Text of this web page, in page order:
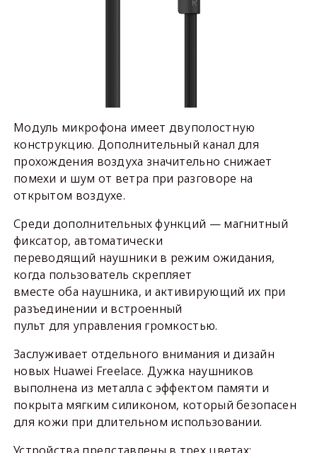
Модуль микрофона имеет двуполостную
конструкцию. Дополнительный канал для
прохождения воздуха значительно снижает
помехи и шум от ветра при разговоре на
открытом воздухе.
Среди дополнительных функций — магнитный
фиксатор, автоматически
переводящий наушники в режим ожидания,
когда пользователь скрепляет
вместе оба наушника, и активирующий их при
разъединении и встроенный
пульт для управления громкостью.
Заслуживает отдельного внимания и дизайн
новых Huawei Freelace. Дужка наушников
выполнена из металла с эффектом памяти и
покрыта мягким силиконом, который безопасен
для кожи при длительном использовании.